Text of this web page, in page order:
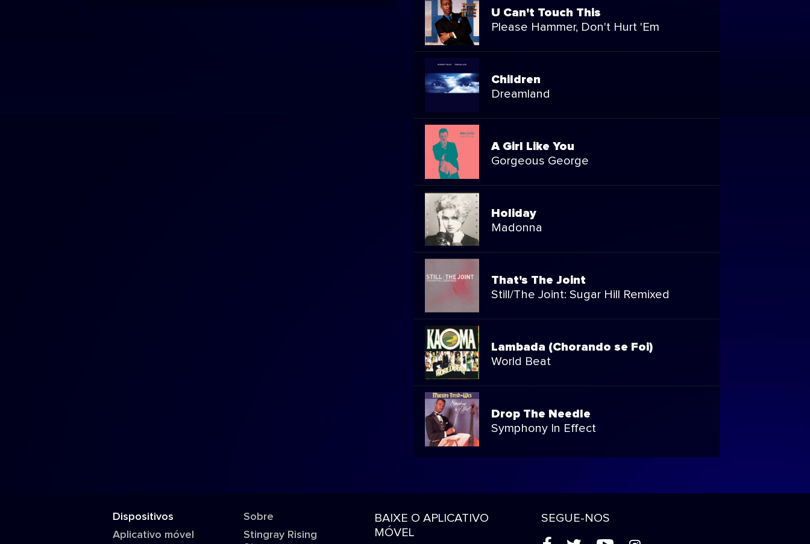
U Can't Touch This
Please Hammer, Don't Hurt 'Em
Children
Dreamland
A Girl Like You
Gorgeous George
Holiday
Madonna
That's The Joint
Still/The Joint: Sugar Hill Remixed
Lambada (Chorando se Foi)
World Beat
Drop The Needle
Symphony In Effect
Dispositivos
Aplicativo móvel
Sobre
Stingray Rising
BAIXE O APLICATIVO
MÓVEL
SEGUE-NOS